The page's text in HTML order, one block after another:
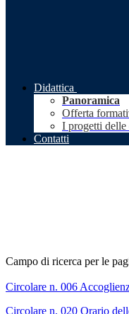
Didattica
Panoramica
Offerta
I progetti delle
Contatti
Campo di ricerca per le
Circolare n. 006
Circolare n. 020 Orario